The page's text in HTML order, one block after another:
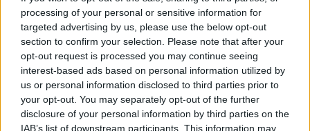
processing of your personal or sensitive information for
targeted advertising by us, please use the below opt-out
section to confirm your selection. Please note that after your
opt-out request is processed you may continue seeing
interest-based ads based on personal information utilized by
us or personal information disclosed to third parties prior to
your opt-out. You may separately opt-out of the further
disclosure of your personal information by third parties on the
IAB’s list of downstream participants. This information may
iráni vagyont szabadítana fel. Ez
forintban nagyjából 8 800–9 000
milliárd forintnak felel meg —
vagyis akkora összeg, amely
önmagában több kisebb ország
éves költségvetésével vetekszik.